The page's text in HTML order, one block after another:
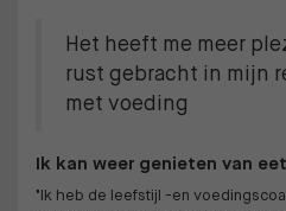
Het heeft me meer
rust gebracht in mijn
met voeding
Ik kan weer genieten van
"Ik heb de leefstijl -en